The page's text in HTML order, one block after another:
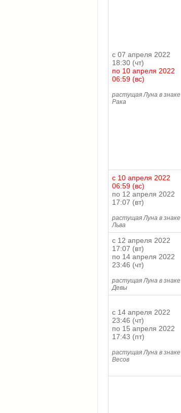
с 07 апреля 2022
18:30 (чт)
по 10 апреля 2022
06:59 (вс)
растущая Луна в знаке
Рака
с 10 апреля 2022
06:59 (вс)
по 12 апреля 2022
17:07 (вт)
растущая Луна в знаке
Льва
с 12 апреля 2022
17:07 (вт)
по 14 апреля 2022
23:46 (чт)
растущая Луна в знаке
Девы
с 14 апреля 2022
23:46 (чт)
по 15 апреля 2022
17:43 (пт)
растущая Луна в знаке
Весов